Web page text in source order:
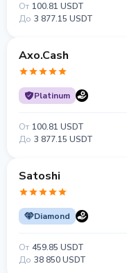
От 100.81 USDT
До 3 877.15 USDT
Axo.Cash
Platinum
От 100.81 USDT
До 3 877.15 USDT
Satoshi
Diamond
От 459.85 USDT
До 38 850 USDT